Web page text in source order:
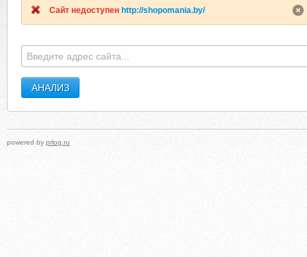
Сайт недоступен http://shopomania.by/
powered by prlog.ru